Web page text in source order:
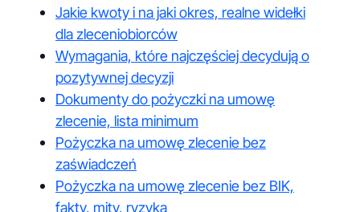
Jakie kwoty i na jaki okres, realne widełki
dla zleceniobiorców
Wymagania, które najczęściej decydują o
pozytywnej decyzji
Dokumenty do pożyczki na umowę
zlecenie, lista minimum
Pożyczka na umowę zlecenie bez
zaświadczeń
Pożyczka na umowę zlecenie bez BIK,
fakty, mity, ryzyka